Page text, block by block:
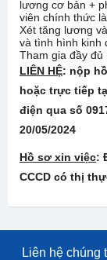
lương cơ bản +
viên chính thức
Xét tăng lương
và tình hình kinh
Tham gia đầy đủ
LIÊN HỆ: nộp
hoặc trực tiếp
điện qua số
20/05/2024
Hồ sơ xin việc:
CCCD có thị
Liên hệ chúng